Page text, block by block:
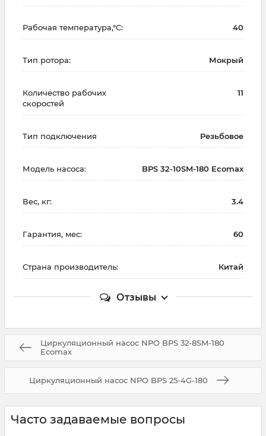
Рабочая температура,°С: 40
Тип ротора: Мокрый
Количество рабочих
скоростей
11
Тип подключения Резьбовое
Модель насоса: BPS 32-10SM-180 Ecomax
Вес, кг: 3.4
Гарантия, мес: 60
Страна производитель: Китай
Отзывы
Циркуляционный насос NPO BPS 32-8SM-180
Ecomax
Циркуляционный насос NPO BPS 25-4G-180
Часто задаваемые вопросы